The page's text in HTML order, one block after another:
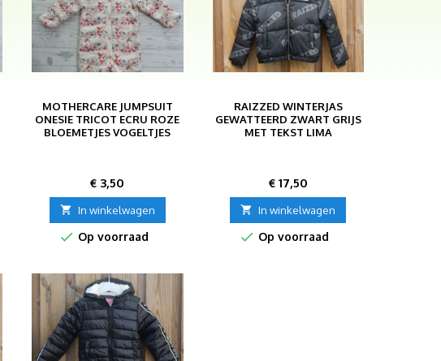
MOTHERCARE JUMPSUIT
ONESIE TRICOT ECRU ROZE
BLOEMETJES VOGELTJES
Prijs
€ 3,50
 In winkelwagen
 Op voorraad
RAIZZED WINTERJAS
GEWATTEERD ZWART GRIJS
MET TEKST LIMA
Prijs
€ 17,50
 In winkelwagen
 Op voorraad